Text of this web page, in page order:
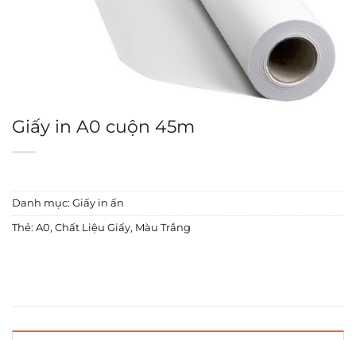
Giấy in A0 cuộn 45m
Danh mục: Giấy in ấn
Thẻ: A0, Chất Liệu Giấy, Màu Trắng